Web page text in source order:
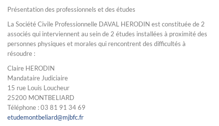
Présentation des professionnels et des études
La Société Civile Professionnelle DAVAL HERODIN est constituée de 2
associés qui interviennent au sein de 2 études installées à proximité des
personnes physiques et morales qui rencontrent des difficultés à
résoudre :
Claire HERODIN
Mandataire Judiciaire
15 rue Louis Loucheur
25200 MONTBELIARD
Téléphone : 03 81 91 34 69
etudemontbeliard@mjbfc.fr